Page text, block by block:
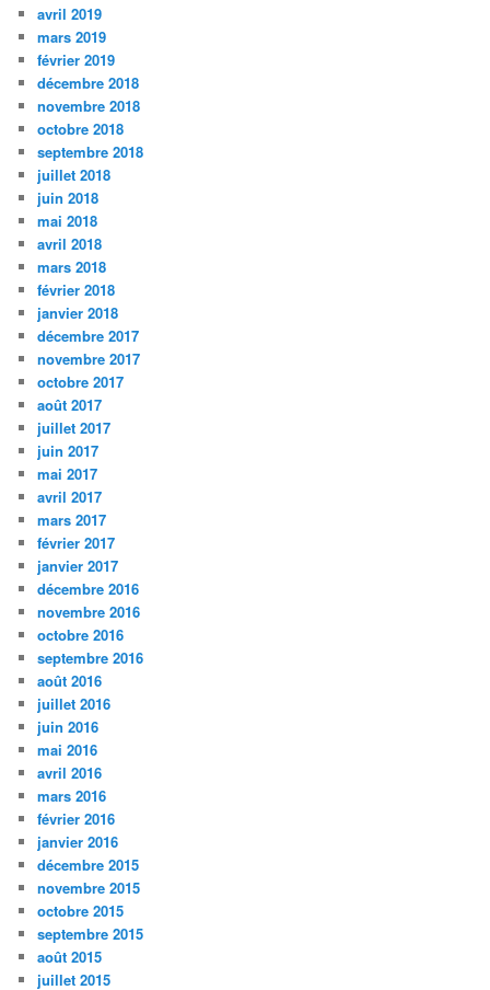
avril 2019
mars 2019
février 2019
décembre 2018
novembre 2018
octobre 2018
septembre 2018
juillet 2018
juin 2018
mai 2018
avril 2018
mars 2018
février 2018
janvier 2018
décembre 2017
novembre 2017
octobre 2017
août 2017
juillet 2017
juin 2017
mai 2017
avril 2017
mars 2017
février 2017
janvier 2017
décembre 2016
novembre 2016
octobre 2016
septembre 2016
août 2016
juillet 2016
juin 2016
mai 2016
avril 2016
mars 2016
février 2016
janvier 2016
décembre 2015
novembre 2015
octobre 2015
septembre 2015
août 2015
juillet 2015